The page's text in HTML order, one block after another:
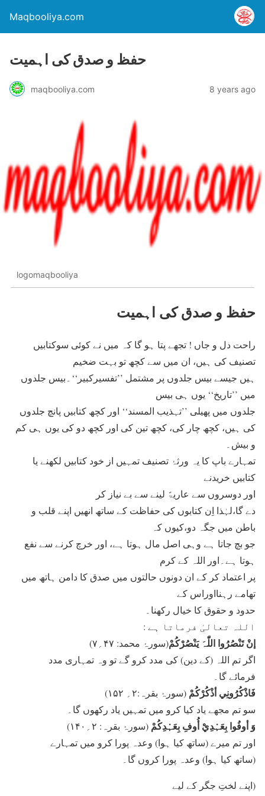
Maqbooliya.com
حفظ و صدق کی اہمیت
maqbooliya.com 8 years ago
logomaqbooliya
حفظ و صدق کی اہمیت
راحت دل و جاں ! تجھے پتا ہو گا کہ میں نے کوئی سوکتابیں
تصنیف کی ہیں، ان میں سے کچھ تو بہت ضخیم
ہیں جیسے بیس جلدوں پر مشتمل ’’تفسیرکبیر‘‘۔بیس جلدوں
میں ’’تاریخ‘‘ یوں ہی بیس
جلدوں میں پھیلی ’’تہذیب المسند‘‘ اور کچھ کتابیں پانچ جلدوں
کی ہیں، کچھ چار کی، کچھ تین کی اور کچھ دو کی یوں ہی کم
و بیش۔
تمہارے باپ کا یہ ورثۂ تصنیف تمہیں از خود کتابیں لکھنے یا
کتابیں خریدنے
اور دوسروں سے عاریۃً لینے سے بے نیاز کر
دے گا،لہٰذا اِن کتابوں کی حفاظت کے ساتھ انھیں اپنے قلب و
باطن میں جگہ دو،کیوں کہ
جو بچ جاتا ہے وہی اصل مال ہوتا ہے، اور خرچ کرنے سے نفع
ہوتا ہے۔اور اللہ کے کرم
پر اعتماد کر کے ان دونوں حالتوں میں صدق کا دامن ہاتھ میں
تھامے رہنااوراس کے
حدود و حقوق کا خیال رکھنا۔
اللہ تعالیٰ فرماتا ہے :
إنْ تَنْصُرُوا اللّٰہَ یَنْصُرْکُمْ(سورۂ محمد: ۴۷ ۷)
اگر تم اللہ (کے دین) کی مدد کرو گے تو وہ تمہاری مدد
فرمائے گا۔
فَاذْکُرُونِي أذْکُرْکُمْ (سورۂ بقرہ:۲
۱۵۲)
سو تم مجھے یاد کیا کرو میں تمہیں یاد رکھوں گا۔
وَ أوفُوا بِعَہْدِيْ أُوفِ بِعَہْدِکُمْ (سورۂ بقرہ: ۲
۱۴۰)
اور تم میرے (ساتھ کیا ہوا) وعدہ پورا کرو میں تمہارے
(ساتھ کیا ہوا) وعدہ پورا کروں گا۔
(اپنے لختِ جگر کے لیے